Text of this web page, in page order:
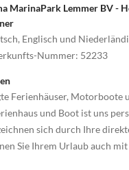
MarinaPark Lemmer BV -
Englisch und
Nummer: 52233
Ferienhäuser, Motorboote
und Boot ist uns
sich durch Ihre
Sie Ihrem Urlaub auch